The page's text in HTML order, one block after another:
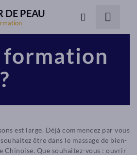
DE PEAU
est large. Déjà commencez par vous
être dans le massage de bien-
Chinoise. Que souhaitez-vous : ouvrir